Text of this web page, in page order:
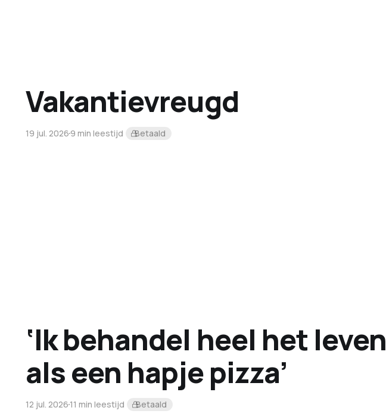
Vakantievreugd
19 jul. 20269 min leestijd Betaald
‘Ik behandel heel het leven
als een hapje pizza’
12 jul. 202611 min leestijd Betaald